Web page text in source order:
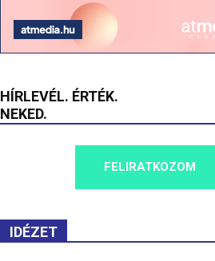
HÍRLEVÉL. ÉRTÉK.
NEKED.
FELIRATKOZOM
IDÉZET